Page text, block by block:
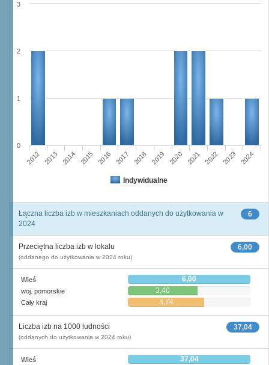
Indywidualne
2012 2013 2014 2015 2016 2017 2018 2019 2020 2021 2022 2023 2024
0
1
2
3
6
Łączna liczba izb w mieszkaniach oddanych do użytkowania w
2024
6,00
Przeciętna liczba izb w lokalu
(oddanego do użytkowania w 2024 roku)
Wieś 6,00
woj. pomorskie 3,40
Cały kraj 3,74
37,04
Liczba izb na 1000 ludności
(oddanych do użytkowania w 2024 roku)
Wieś 37,04